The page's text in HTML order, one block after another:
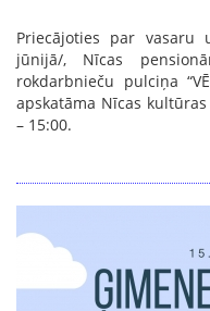
Priecājoties par vasaru
jūnijā/, Nīcas
rokdarbnieču pulciņa
apskatāma Nīcas
– 15:00.